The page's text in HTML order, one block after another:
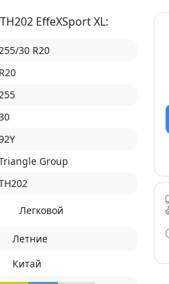
EffeXSport XL:
255/30 R20
R20
255
Group
Легковой
Летние
Китай